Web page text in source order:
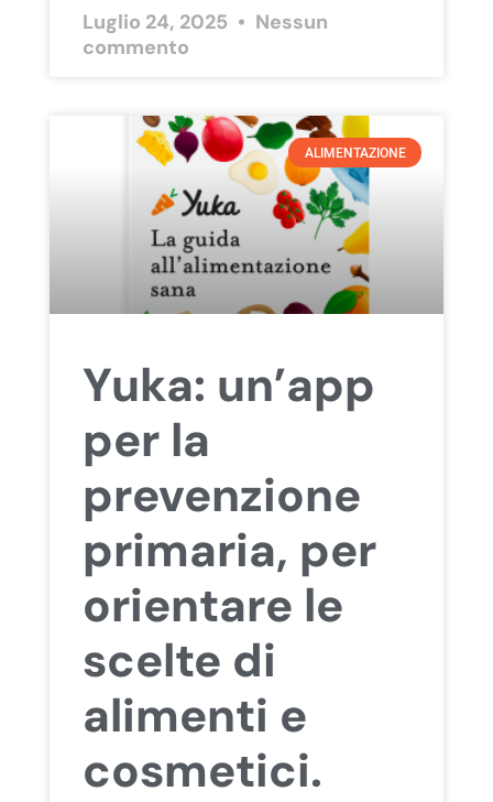
Luglio 24, 2025
Nessun
commento
ALIMENTAZIONE
Yuka: un’app
per la
prevenzione
primaria, per
orientare le
scelte di
alimenti e
cosmetici.